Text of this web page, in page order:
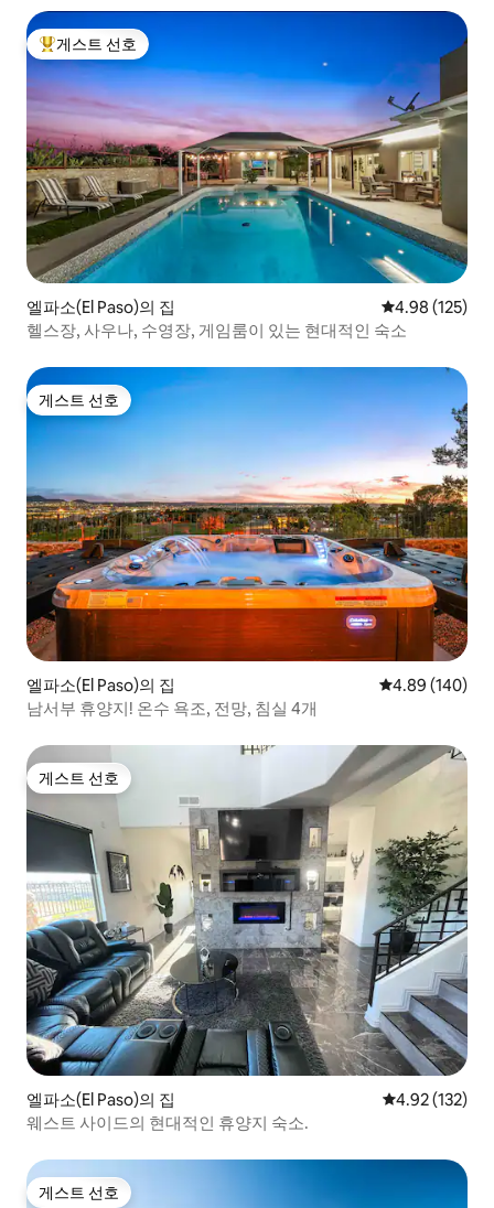
상위 게스트 선호
게스트 선호
엘파소(El Paso)의 집 평점 4.98점(5
4.98 (125)
헬스장, 사우나, 수영장, 게임룸이 있는 현대적인 숙소
게스트 선호
게스트 선호
엘파소(El Paso)의 집 평점 4.89점(5
4.89 (140)
남서부 휴양지! 온수 욕조, 전망, 침실 4개
게스트 선호
게스트 선호
엘파소(El Paso)의 집 평점 4.92점(5
4.92 (132)
웨스트 사이드의 현대적인 휴양지 숙소.
게스트 선호
게스트 선호